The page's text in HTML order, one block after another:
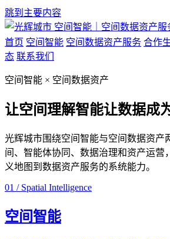
跳到主要内容
空间智能｜空间数据资产服
首页 空间智能 空间数据资产服务 合作
态 联系我们
空间智能 × 空间数据资产
让空间理解智能让数据成
光辉城市围绕空间智能与空间数据资产
间、智能体协同、数据治理和资产运营
义地图到数据资产服务的系统能力。
01 / Spatial Intelligence
空间智能